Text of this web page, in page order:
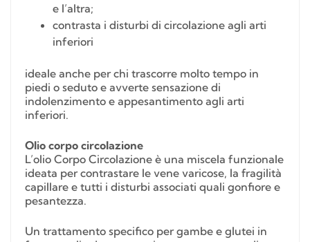
e l’altra;
contrasta i disturbi di circolazione agli arti
inferiori
ideale anche per chi trascorre molto tempo in
piedi o seduto e avverte sensazione di
indolenzimento e appesantimento agli arti
inferiori.
Olio corpo circolazione
L’olio Corpo Circolazione è una miscela funzionale
ideata per contrastare le vene varicose, la fragilità
capillare e tutti i disturbi associati quali gonfiore e
pesantezza.
Un trattamento specifico per gambe e glutei in